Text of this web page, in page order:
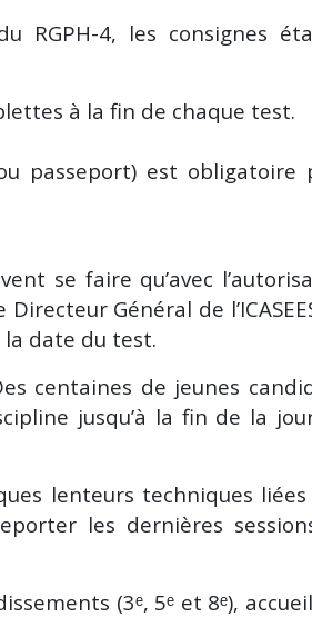
RGPH-4, les consignes
à la fin de chaque test.
passeport) est obligatoire
se faire qu’avec
Général de
la date du test.
centaines de jeunes
jusqu’à la fin de la
lenteurs techniques liées
les dernières
(3ᵉ, 5ᵉ et 8ᵉ),